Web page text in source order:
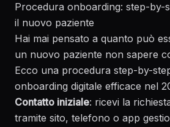
Procedura onboarding: step-by-
il nuovo paziente
Hai mai pensato a quanto può
un nuovo paziente non sapere
Ecco una procedura step-by-
onboarding digitale efficace nel
Contatto iniziale: ricevi la
tramite sito, telefono o app